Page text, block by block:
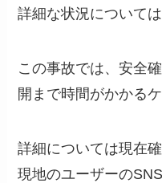
詳細な状況について
この事故では、安全
開まで時間がかかる
詳細については現在確
現地のユーザーの